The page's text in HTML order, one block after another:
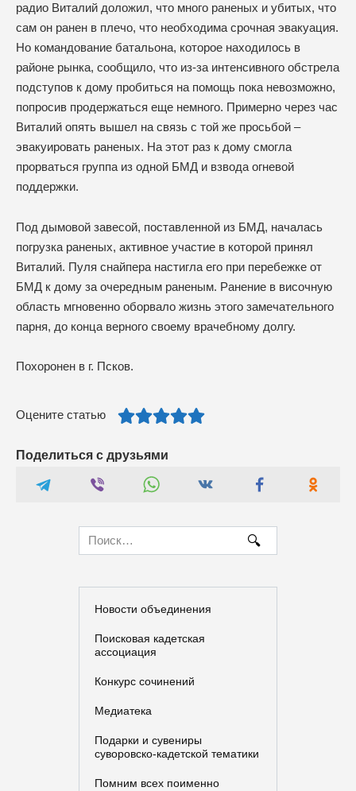
радио Виталий доложил, что много раненых и убитых, что
сам он ранен в плечо, что необходима срочная эвакуация.
Но командование батальона, которое находилось в
районе рынка, сообщило, что из-за интенсивного обстрела
подступов к дому пробиться на помощь пока невозможно,
попросив продержаться еще немного. Примерно через час
Виталий опять вышел на связь с той же просьбой –
эвакуировать раненых. На этот раз к дому смогла
прорваться группа из одной БМД и взвода огневой
поддержки.
Под дымовой завесой, поставленной из БМД, началась
погрузка раненых, активное участие в которой принял
Виталий. Пуля снайпера настигла его при перебежке от
БМД к дому за очередным раненым. Ранение в височную
область мгновенно оборвало жизнь этого замечательного
парня, до конца верного своему врачебному долгу.
Похоронен в г. Псков.
Оцените статью
Поделиться с друзьями
for:
Новости объединения
Поисковая кадетская
ассоциация
Конкурс сочинений
Медиатека
Подарки и сувениры
суворовско-кадетской тематики
Помним всех поименно